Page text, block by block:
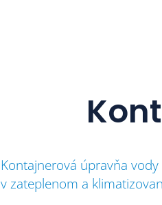
Kontajnerová úpravňa vody
v zateplenom a